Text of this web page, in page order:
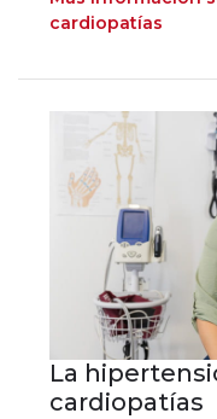
cardiopatías
La
cardiopatías